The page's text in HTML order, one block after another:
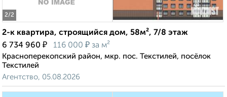
2/2
2-к квартира, строящийся дом, 58м², 7/8 этаж
6 734 960 ₽ 116 000 ₽ за м²
Красноперекопский район, мкр. пос. Текстилей, посёлок
Текстилей
Агентство, 05.08.2026